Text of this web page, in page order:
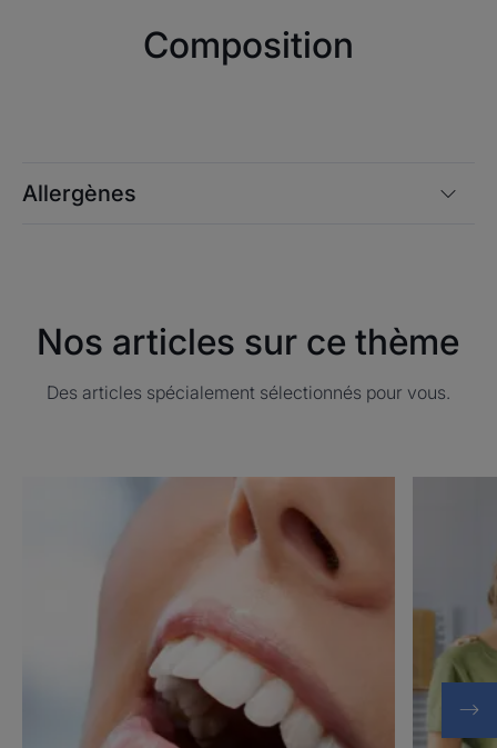
Composition
Allergènes
Nos articles sur ce thème
Des articles spécialement sélectionnés pour vous.